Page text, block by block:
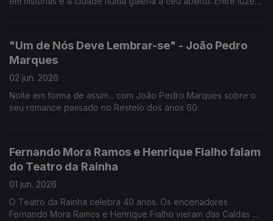
"Um de Nós Deve Lembrar-se" - João Pedro
Marques
02 jun. 2026
Noite em forma de assim... com João Pedro Marques sobre o
seu romance passado no Restelo dos anos 60.
Fernando Mora Ramos e Henrique Fialho falam
do Teatro da Rainha
01 jun. 2026
O Teatro da Rainha celebra 40 anos. Os encenadores
Fernando Mora Ramos e Henrique Fialho vieram das Caldas da